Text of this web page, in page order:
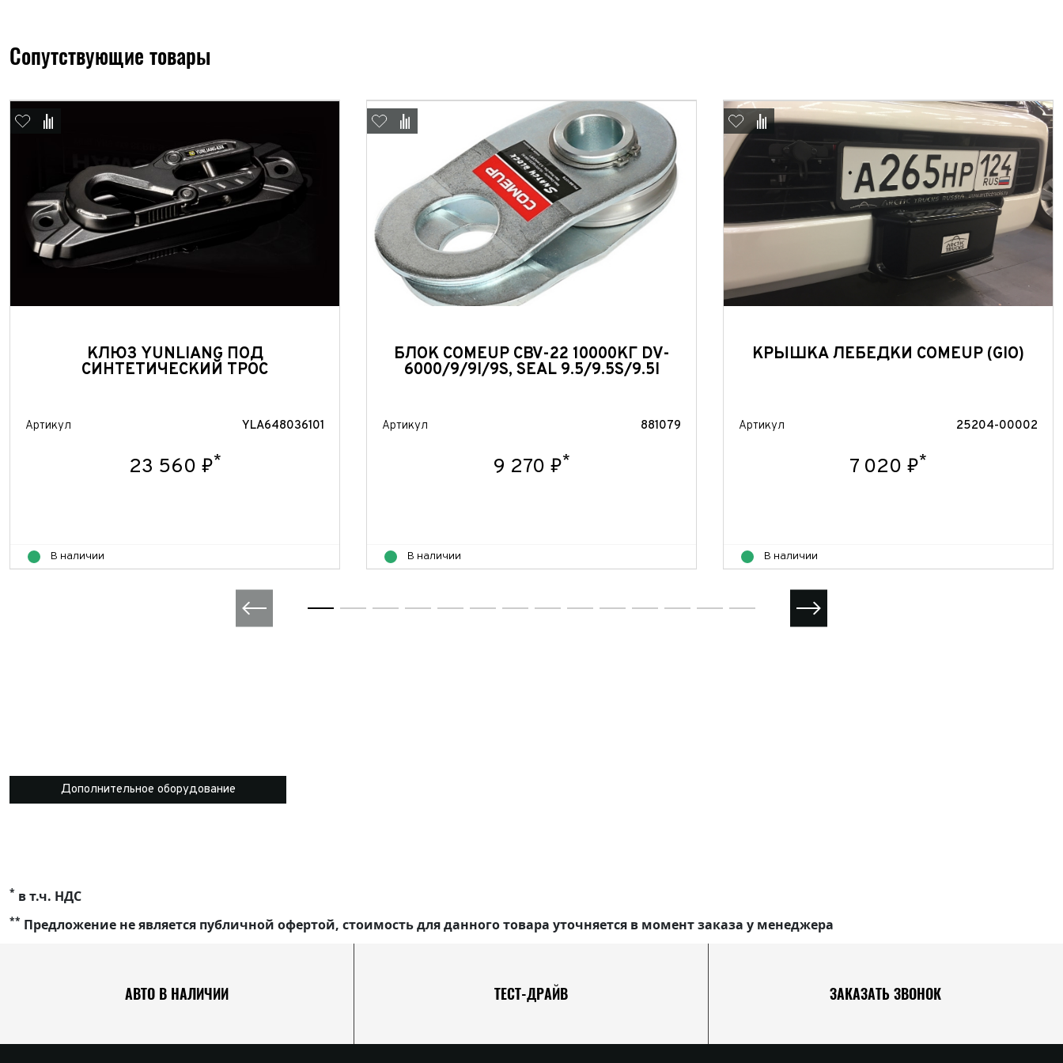
Сопутствующие товары
КЛЮЗ YUNLIANG ПОД
СИНТЕТИЧЕСКИЙ ТРОС
Артикул YLA648036101
23 560 ₽*
В наличии
БЛОК COMEUP CBV-22 10000КГ DV-
6000/9/9I/9S, SEAL 9.5/9.5S/9.5I
Артикул 881079
9 270 ₽*
В наличии
КРЫШКА ЛЕБЕДКИ COMEUP (GIO)
Артикул 25204-00002
7 020 ₽*
В наличии
Дополнительное оборудование
* в т.ч. НДС
** Предложение не является публичной офертой, стоимость для данного товара уточняется в момент заказа у менеджера
АВТО В НАЛИЧИИ ТЕСТ-ДРАЙВ ЗАКАЗАТЬ ЗВОНОК